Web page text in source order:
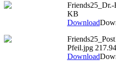
KB
Download
Pfeil.jpg
Download